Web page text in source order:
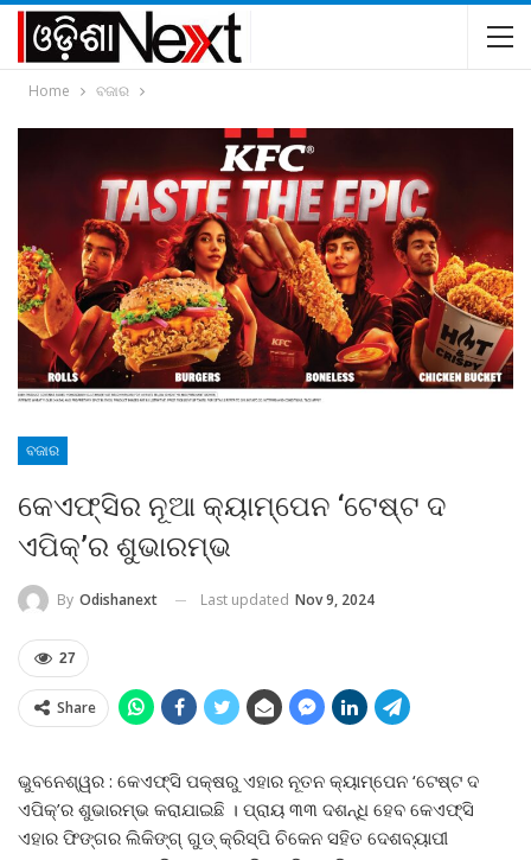
Home ବଜାର
ବଜାର
କେଏଫ୍‌ସିର ନୂଆ କ୍ୟାମ୍ପେନ ‘ଟେଷ୍ଟ ଦ
ଏପିକ୍‌’ର ଶୁଭାରମ୍ଭ
By Odishanext Last updated Nov 9, 2024
27
Share
ଭୁବନେଶ୍ୱର : କେଏଫ୍‌ସି ପକ୍ଷରୁ ଏହାର ନୂତନ କ୍ୟାମ୍ପେନ ‘ଟେଷ୍ଟ ଦ
ଏପିକ୍‌’ର ଶୁଭାରମ୍ଭ କରାଯାଇଛି । ପ୍ରାୟ ୩୩ ଦଶନ୍ଧି ହେବ କେଏଫ୍‌ସି
ଏହାର ଫିଙ୍ଗର ଲିକିଙ୍ଗ୍ ଗୁଡ୍ କ୍ରିସ୍ପି ଚିକେନ ସହିତ ଦେଶବ୍ୟାପୀ